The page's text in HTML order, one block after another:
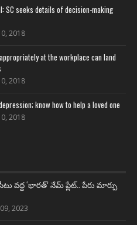
SC seeks details of decision-making
2018
at the workplace can land
2018
know how to help a loved one
2018
వద్ద ‘భారత్’ నేమ్ ప్లేట్‌.. పేరు మార్పు
2023